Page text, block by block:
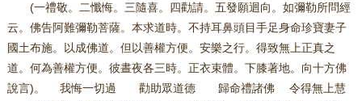
(一禮敬。二懺悔。三隨喜。四勸請。五發願迴向。如彌勒所問經
云。佛告阿難彌勒菩薩。本求道時。不持耳鼻頭目手足身命珍寶妻子
國土布施。以成佛道。但以善權方便。安樂之行。得致無上正真之
道。何為善權方便。彼晝夜各三時。正衣束體。下膝著地。向十方佛
說言)。 我悔一切過 勸助眾道德 歸命禮諸佛 令得無上慧